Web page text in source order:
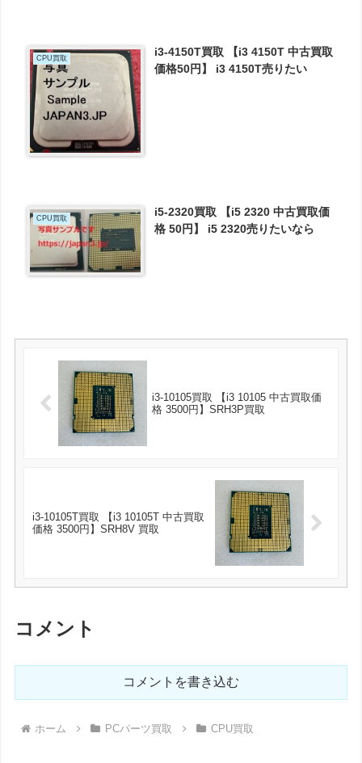
CPU買取
i3-4150T買取 【i3 4150T 中古買取
価格50円】 i3 4150T売りたい
CPU買取
i5-2320買取 【i5 2320 中古買取価
格 50円】 i5 2320売りたいなら
i3-10105買取 【i3 10105 中古買取価
格 3500円】SRH3P買取
i3-10105T買取 【i3 10105T 中古買取
価格 3500円】SRH8V 買取
コメント
コメントを書き込む
ホーム PCパーツ買取 CPU買取